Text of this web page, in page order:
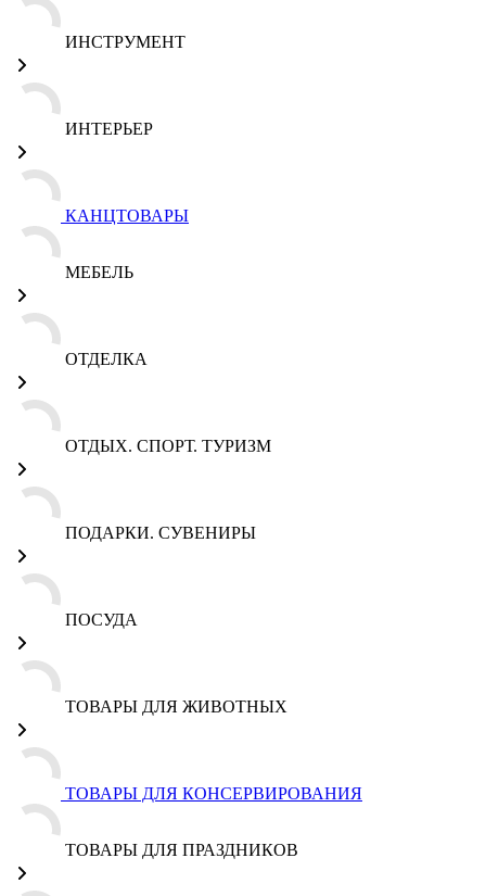
ИНСТРУМЕНТ
ИНТЕРЬЕР
КАНЦТОВАРЫ
МЕБЕЛЬ
ОТДЕЛКА
ОТДЫХ. СПОРТ. ТУРИЗМ
ПОДАРКИ. СУВЕНИРЫ
ПОСУДА
ТОВАРЫ ДЛЯ ЖИВОТНЫХ
ТОВАРЫ ДЛЯ КОНСЕРВИРОВАНИЯ
ТОВАРЫ ДЛЯ ПРАЗДНИКОВ